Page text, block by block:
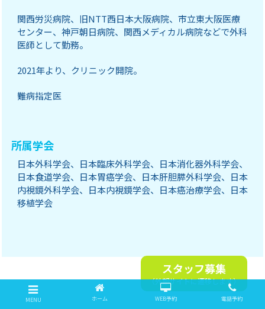
スタッフ募集
（外部サイトに遷移します）
関西労災病院、旧NTT西日本大阪病院、市立東大阪医療
センター、神戸朝日病院、関西メディカル病院などで外科
医師として勤務。
2021年より、クリニック開院。
難病指定医
所属学会
日本外科学会、日本臨床外科学会、日本消化器外科学会、
日本食道学会、日本胃癌学会、日本肝胆膵外科学会、日本
内視鏡外科学会、日本内視鏡学会、日本癌治療学会、日本
移植学会
MENU ホーム WEB予約 電話予約